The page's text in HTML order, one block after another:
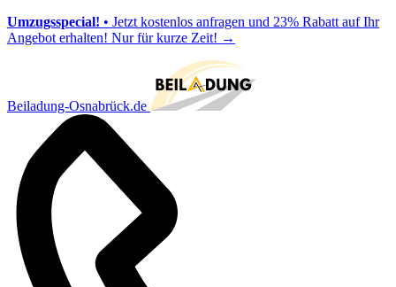
Umzugsspecial! • Jetzt kostenlos anfragen und 23% Rabatt auf Ihr
Angebot erhalten! Nur für kurze Zeit! →
Beiladung-Osnabrück.de